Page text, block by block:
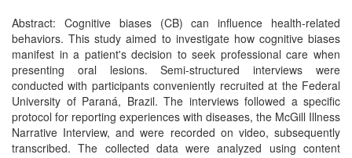
Abstract: Cognitive biases (CB) can influence health-related
behaviors. This study aimed to investigate how cognitive biases
manifest in a patient's decision to seek professional care when
presenting oral lesions. Semi-structured interviews were
conducted with participants conveniently recruited at the Federal
University of Paraná, Brazil. The interviews followed a specific
protocol for reporting experiences with diseases, the McGill Illness
Narrative Interview, and were recorded on video, subsequently
transcribed. The collected data were analyzed using content